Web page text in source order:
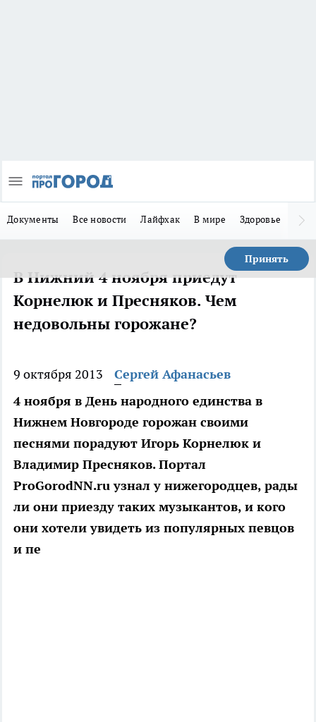
Документы Все новости Лайфхак В мире Здоровье
Принять
В Нижний 4 ноября приедут
Корнелюк и Пресняков. Чем
недовольны горожане?
9 октября 2013
Сергей Афанасьев
4 ноября в День народного единства в
Нижнем Новгороде горожан своими
песнями порадуют Игорь Корнелюк и
Владимир Пресняков. Портал
ProGorodNN.ru узнал у нижегородцев, рады
ли они приезду таких музыкантов, и кого
они хотели увидеть из популярных певцов
и пе